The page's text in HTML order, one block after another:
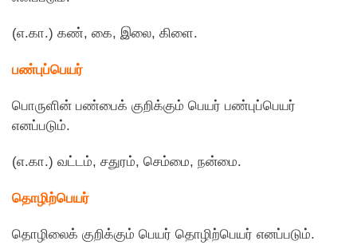
(எ.கா.) கண், கை, இலை, கிளை.
பண்புப்பெயர்
பொருளின் பண்பைக் குறிக்கும் பெயர் பண்புப்பெயர்
எனப்படும்.
(எ.கா.) வட்டம், சதுரம், செம்மை, நன்மை.
தாெழிற்பெயர்
தாெழிலைக் குறிக்கும் பெயர் தாெழிற்பெயர் எனப்படும்.